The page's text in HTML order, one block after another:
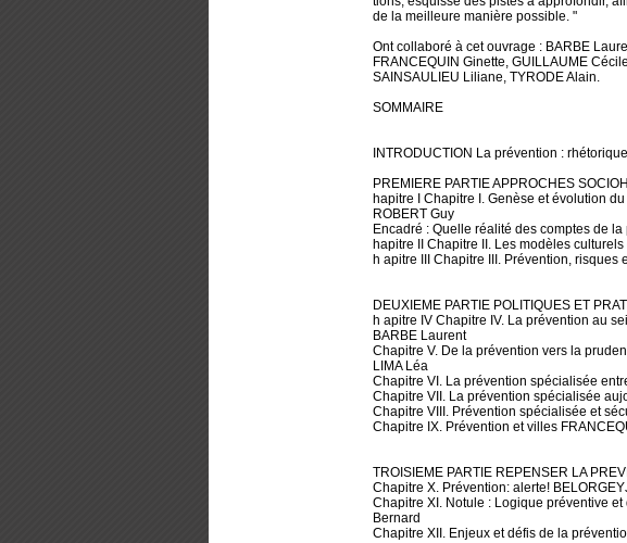
de la meilleure manière possible. "
Ont collaboré à cet ouvrage : BARBE
FRANCEQUIN Ginette, GUILLAUME
SAINSAULIEU Liliane, TYRODE Alain.
SOMMAIRE
INTRODUCTION La prévention :
PREMIERE PARTIE APPROCHES
hapitre I Chapitre I. Genèse et évolution
ROBERT Guy
Encadré : Quelle réalité des comptes de
hapitre II Chapitre II. Les modèles
h apitre III Chapitre III. Prévention,
DEUXIEME PARTIE POLITIQUES ET
h apitre IV Chapitre IV. La prévention au
BARBE Laurent
Chapitre V. De la prévention vers la
LIMA Léa
Chapitre VI. La prévention spécialisée
Chapitre VII. La prévention spécialisée
Chapitre VIII. Prévention spécialisée et
Chapitre IX. Prévention et villes
TROISIEME PARTIE REPENSER LA
Chapitre X. Prévention: alerte!
Chapitre XI. Notule : Logique préventive
Bernard
Chapitre XII. Enjeux et défis de la